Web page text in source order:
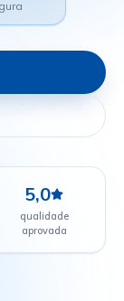
5,0
qualidade
aprovada